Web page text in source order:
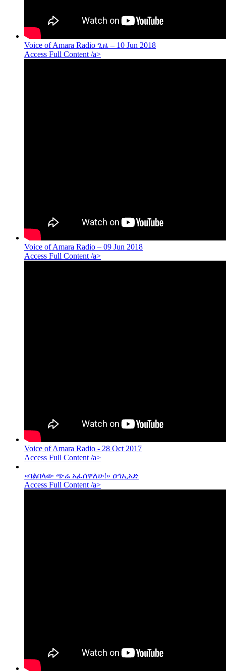
Voice of Amara Radio ጊዜ – 10 Jun 2018
Access Full Content /a>
Voice of Amara Radio – 09 Jun 2018
Access Full Content /a>
Voice of Amara Radio - 28 Oct 2017
Access Full Content /a>
«ባልበላው ጭሬ አፈሰዋለሁ!» ዐኅኢአድ
Access Full Content /a>